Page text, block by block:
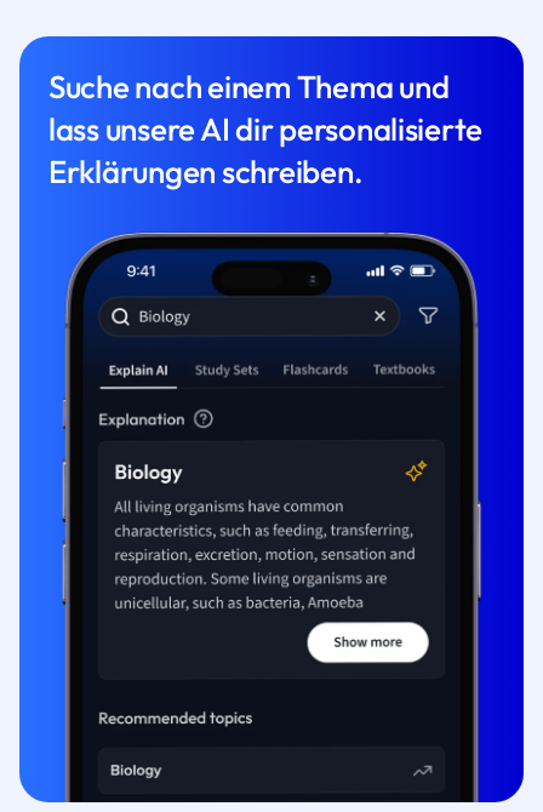
Suche nach einem Thema und
lass unsere AI dir personalisierte
Erklärungen schreiben.